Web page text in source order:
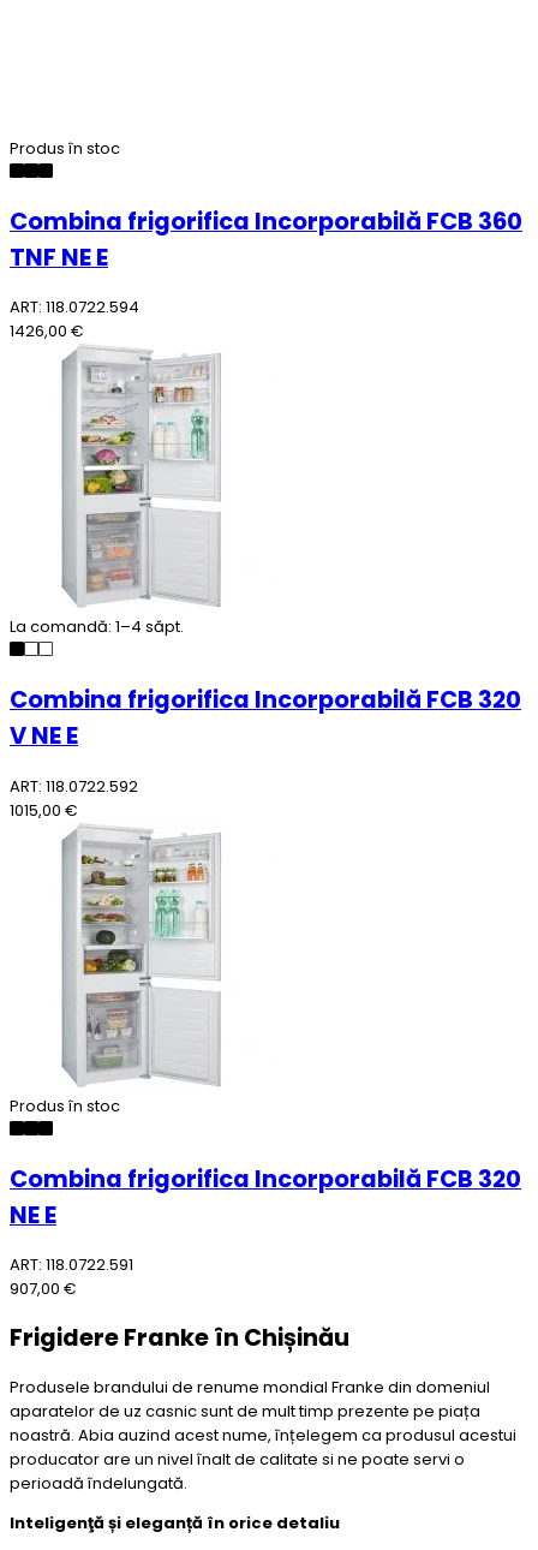
Produs în stoc
Combina frigorifica Incorporabilă FCB 360
TNF NE E
ART: 118.0722.594
1426,00 €
La comandă: 1–4 săpt.
Combina frigorifica Incorporabilă FCB 320
V NE E
ART: 118.0722.592
1015,00 €
Produs în stoc
Combina frigorifica Incorporabilă FCB 320
NE E
ART: 118.0722.591
907,00 €
Frigidere Franke în Chișinău
Produsele brandului de renume mondial Franke din domeniul
aparatelor de uz casnic sunt de mult timp prezente pe piața
noastră. Abia auzind acest nume, înțelegem ca produsul acestui
producator are un nivel înalt de calitate si ne poate servi o
perioadă îndelungată.
Inteligenţă și eleganță în orice detaliu